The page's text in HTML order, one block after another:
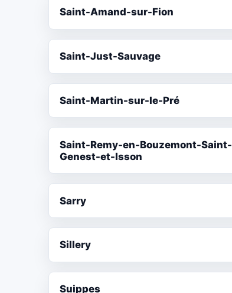
Saint-Amand-sur-Fion
Saint-Just-Sauvage
Saint-Martin-sur-le-Pré
Saint-Remy-en-Bouzemont-Saint-
Genest-et-Isson
Sarry
Sillery
Suippes